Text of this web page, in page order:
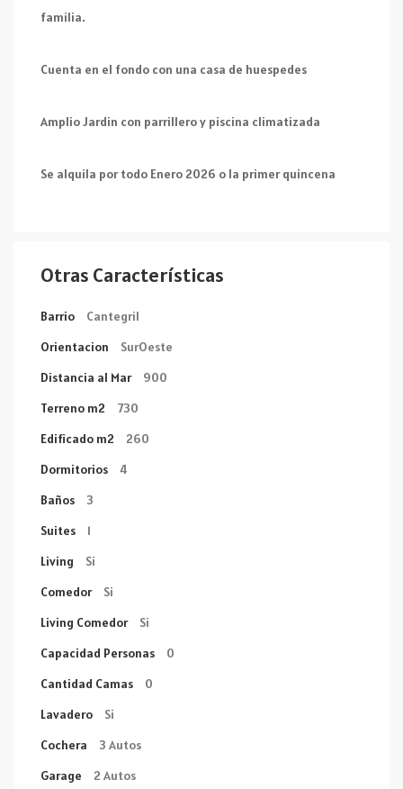
familia.
Cuenta en el fondo con una casa de huespedes
Amplio Jardin con parrillero y piscina climatizada
Se alquila por todo Enero 2026 o la primer quincena
Otras Características
Barrio
Cantegril
Orientacion
SurOeste
Distancia al Mar
900
Terreno m2
730
Edificado m2
260
Dormitorios
4
Baños
3
Suites
1
Living
Si
Comedor
Si
Living Comedor
Si
Capacidad Personas
0
Cantidad Camas
0
Lavadero
Si
Cochera
3 Autos
Garage
2 Autos